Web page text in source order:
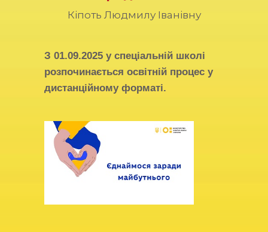
Кіпоть Людмилу Іванівну
З 01.09.2025 у спеціальній школі
розпочинається освітній процес у
дистанційному форматі.